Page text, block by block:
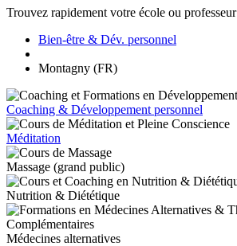
Trouvez rapidement votre école ou professeur
Bien-être & Dév. personnel
Montagny (FR)
Coaching & Développement personnel
Méditation
Massage (grand public)
Nutrition & Diététique
Médecines alternatives